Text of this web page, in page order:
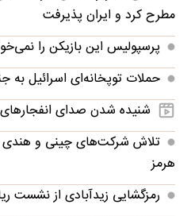
مطرح کرد و ایران پذیرفت
پرسپولیس این بازیکن را
حملات توپخانه‌ای اسرائیل به
شنیده شدن صدای
تلاش شرکت‌های چینی و هندی
هرمز
رمزگشایی زیدآبادی از نشست